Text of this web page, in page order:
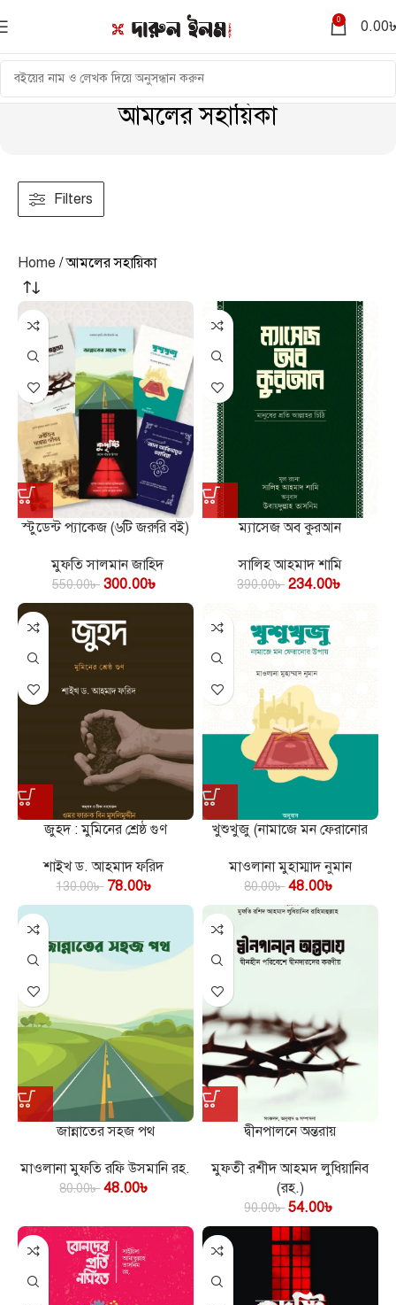
0 0.00
আমলের সহায়িকা
Filters
Home আমলের সহায়িকা
স্টুডেন্ট প্যাকেজ (৬টি জরুরি বই)
মুফতি সালমান জাহিদ
550.00৳ 300.00৳
ম্যাসেজ অব কুরআন
সালিহ আহমাদ শামি
390.00৳ 234.00৳
জুহদ : মুমিনের শ্রেষ্ঠ গুণ
শাইখ ড. আহমাদ ফরিদ
130.00৳ 78.00৳
খুশুখুজু (নামাজে মন ফেরানোর
মাওলানা মুহাম্মাদ নুমান
80.00৳ 48.00৳
জান্নাতের সহজ পথ
মাওলানা মুফতি রফি উসমানি রহ.
80.00৳ 48.00৳
দ্বীনপালনে অন্তরায়
মুফতী রশীদ আহমদ লুধিয়ানিব
(রহ.)
90.00৳ 54.00৳